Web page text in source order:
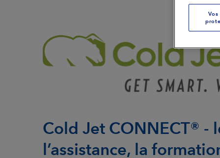
Restauration et
assainissement
Caoutchouc & pneus Textiles
Cold Jet CONNECT®
l’assistance, la